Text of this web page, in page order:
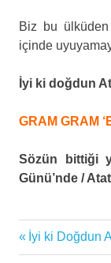
Biz bu ülküden
içinde
İyi ki doğdun
GRAM GRAM
Sözün bittiği
Günü’nde /
Yazı
Previous
Post:
İyi ki Doğdun